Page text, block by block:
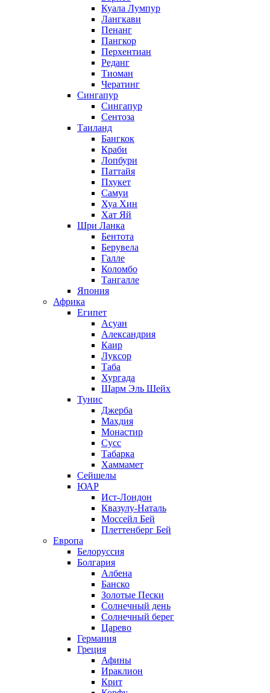
Куала Лумпур
Лангкави
Пенанг
Пангкор
Перхентиан
Реданг
Тиоман
Чератинг
Сингапур
Сингапур
Сентоза
Таиланд
Бангкок
Краби
Лопбури
Паттайя
Пхукет
Самуи
Хуа Хин
Хат Яй
Шри Ланка
Бентота
Берувела
Галле
Коломбо
Тангалле
Япония
Африка
Египет
Асуан
Александрия
Каир
Луксор
Таба
Хургада
Шарм Эль Шейх
Тунис
Джерба
Махдия
Монастир
Сусс
Табарка
Хаммамет
Сейшелы
ЮАР
Ист-Лондон
Квазулу-Наталь
Моссейл Бей
Плеттенберг Бей
Европа
Белоруссия
Болгария
Албена
Банско
Золотые Пески
Солнечный день
Солнечный берег
Царево
Германия
Греция
Афины
Ираклион
Крит